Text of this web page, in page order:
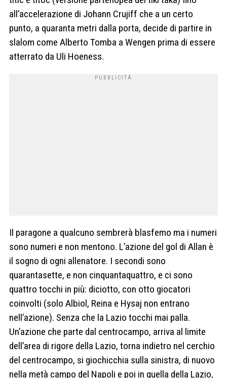
all’accelerazione di Johann Crujiff che a un certo
punto, a quaranta metri dalla porta, decide di partire in
slalom come Alberto Tomba a Wengen prima di essere
atterrato da Uli Hoeness.
Il paragone a qualcuno sembrerà blasfemo ma i numeri
sono numeri e non mentono. L’azione del gol di Allan è
il sogno di ogni allenatore. I secondi sono
quarantasette, e non cinquantaquattro, e ci sono
quattro tocchi in più: diciotto, con otto giocatori
coinvolti (solo Albiol, Reina e Hysaj non entrano
nell’azione). Senza che la Lazio tocchi mai palla.
Un’azione che parte dal centrocampo, arriva al limite
dell’area di rigore della Lazio, torna indietro nel cerchio
del centrocampo, si giochicchia sulla sinistra, di nuovo
nella metà campo del Napoli e poi in quella della Lazio,